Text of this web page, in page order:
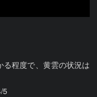
る程度で、黄雲の状況は
5